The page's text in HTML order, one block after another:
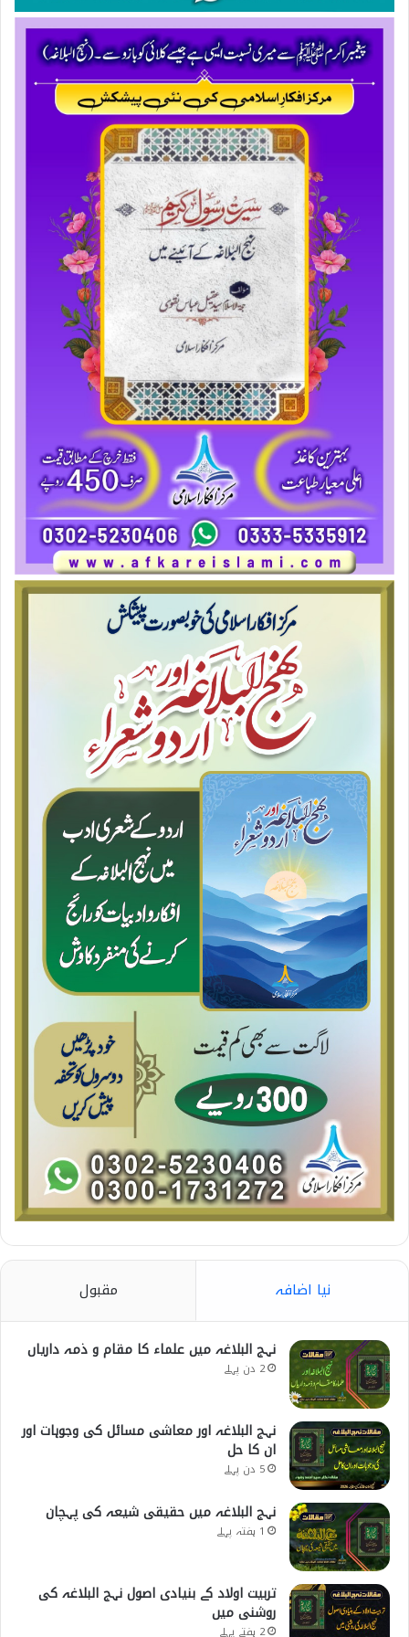
نیا اضافہ مقبول
نہج البلاغہ میں علماء کا مقام و ذمہ داریاں
2 دن پہلے
نہج البلاغہ اور معاشی مسائل کی وجوہات اور
ان کا حل
5 دن پہلے
نہج البلاغہ میں حقیقی شیعہ کی پہچان
1 ہفتہ پہلے
تربیت اولاد کے بنیادی اصول نہج البلاغہ کی
روشنی میں
2 ہفتے پہلے